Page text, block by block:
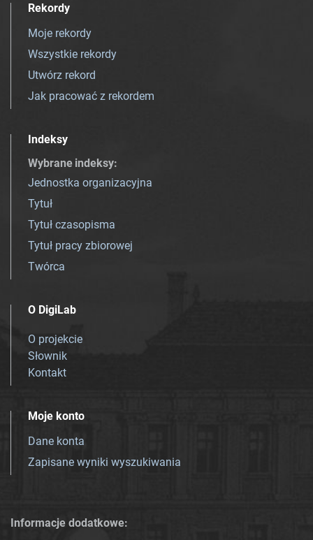
Rekordy
Moje rekordy
Wszystkie rekordy
Utwórz rekord
Jak pracować z rekordem
Indeksy
Wybrane indeksy:
Jednostka organizacyjna
Tytuł
Tytuł czasopisma
Tytuł pracy zbiorowej
Twórca
O DigiLab
O projekcie
Słownik
Kontakt
Moje konto
Dane konta
Zapisane wyniki wyszukiwania
Informacje dodatkowe: